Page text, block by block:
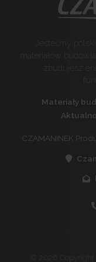
Materiały
CZAMANINEK